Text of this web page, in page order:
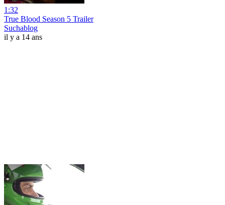
1:32
True Blood Season 5 Trailer
Suchablog
il y a 14 ans